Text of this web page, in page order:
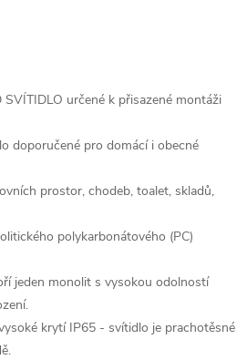
SVÍTIDLO určené k přisazené montáži
doporučené pro domácí i obecné
prostor, chodeb, toalet, skladů,
polykarbonátového (PC)
jeden monolit s vysokou odolností
krytí IP65 - svítidlo je prachotěsné